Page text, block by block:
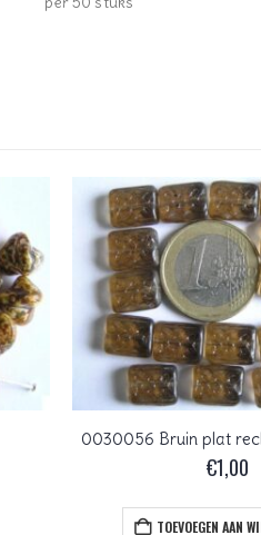
0030056 Bruin plat
€1,00
TOEVOEGEN AAN